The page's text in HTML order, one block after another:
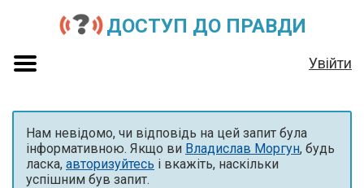
ДОСТУП ДО ПРАВДИ
Увійти
Нам невідомо, чи відповідь на цей запит була
інформативною. Якщо ви Владислав Моргун, будь
ласка, авторизуйтесь і вкажіть, наскільки
успішним був запит.